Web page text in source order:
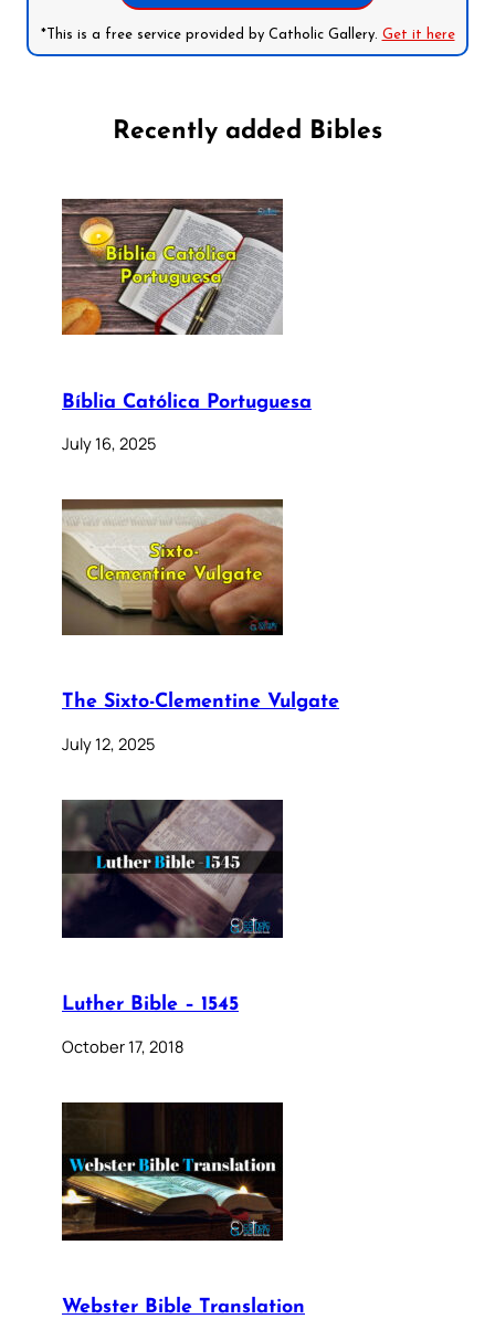
*This is a free service provided by Catholic Gallery. Get it here
Recently added Bibles
Bíblia Católica Portuguesa
July 16, 2025
The Sixto-Clementine Vulgate
July 12, 2025
Luther Bible – 1545
October 17, 2018
Webster Bible Translation